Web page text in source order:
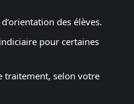
des élèves.
pour certaines
traitement, selon votre